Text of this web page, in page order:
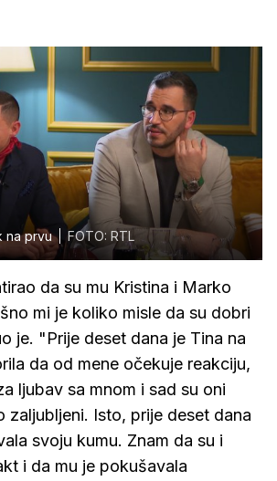
na prvu FOTO: RTL
da su mu Kristina i Marko
mi je koliko misle da su dobri
je. "Prije deset dana je Tina na
da od mene očekuje reakciju,
ljubav sa mnom i sad su oni
zaljubljeni. Isto, prije deset dana
svoju kumu. Znam da su i
i da mu je pokušavala